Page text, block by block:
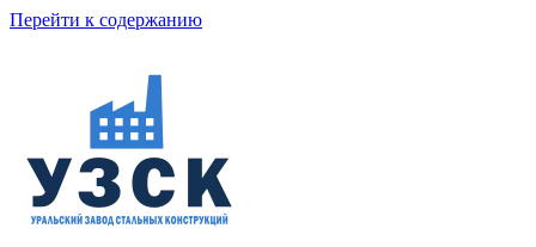
Перейти к содержанию